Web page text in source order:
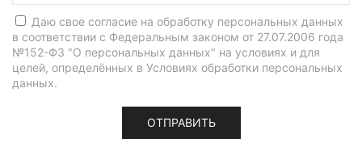
Даю свое согласие на обработку персональных данных
в соответствии с Федеральным законом от 27.07.2006 года
№152-Ф3 "О персональных данных" на условиях и для
целей, определённых в Условиях обработки персональных
данных.